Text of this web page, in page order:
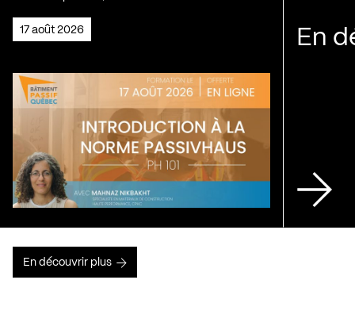
17 août 2026 En
En découvrir plus